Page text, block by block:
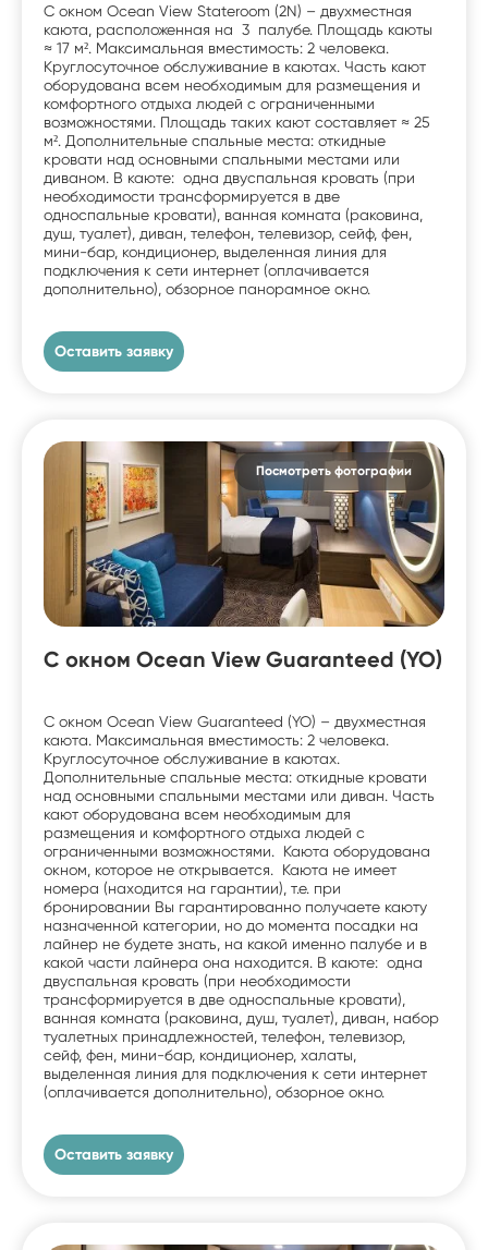
С окном Ocean View Stateroom (2N) – двухместная
каюта, расположенная на 3 палубе. Площадь каюты
≈ 17 м². Максимальная вместимость: 2 человека.
Круглосуточное обслуживание в каютах. Часть кают
оборудована всем необходимым для размещения и
комфортного отдыха людей с ограниченными
возможностями. Площадь таких кают составляет ≈ 25
м². Дополнительные спальные места: откидные
кровати над основными спальными местами или
диваном. В каюте: одна двуспальная кровать (при
необходимости трансформируется в две
односпальные кровати), ванная комната (раковина,
душ, туалет), диван, телефон, телевизор, сейф, фен,
мини-бар, кондиционер, выделенная линия для
подключения к сети интернет (оплачивается
дополнительно), обзорное панорамное окно.
Оставить заявку
Посмотреть фотографии
С окном Ocean View Guaranteed (YO)
С окном Ocean View Guaranteed (YO) – двухместная
каюта. Максимальная вместимость: 2 человека.
Круглосуточное обслуживание в каютах.
Дополнительные спальные места: откидные кровати
над основными спальными местами или диван. Часть
кают оборудована всем необходимым для
размещения и комфортного отдыха людей с
ограниченными возможностями. Каюта оборудована
окном, которое не открывается. Каюта не имеет
номера (находится на гарантии), т.е. при
бронировании Вы гарантированно получаете каюту
назначенной категории, но до момента посадки на
лайнер не будете знать, на какой именно палубе и в
какой части лайнера она находится. В каюте: одна
двуспальная кровать (при необходимости
трансформируется в две односпальные кровати),
ванная комната (раковина, душ, туалет), диван, набор
туалетных принадлежностей, телефон, телевизор,
сейф, фен, мини-бар, кондиционер, халаты,
выделенная линия для подключения к сети интернет
(оплачивается дополнительно), обзорное окно.
Оставить заявку